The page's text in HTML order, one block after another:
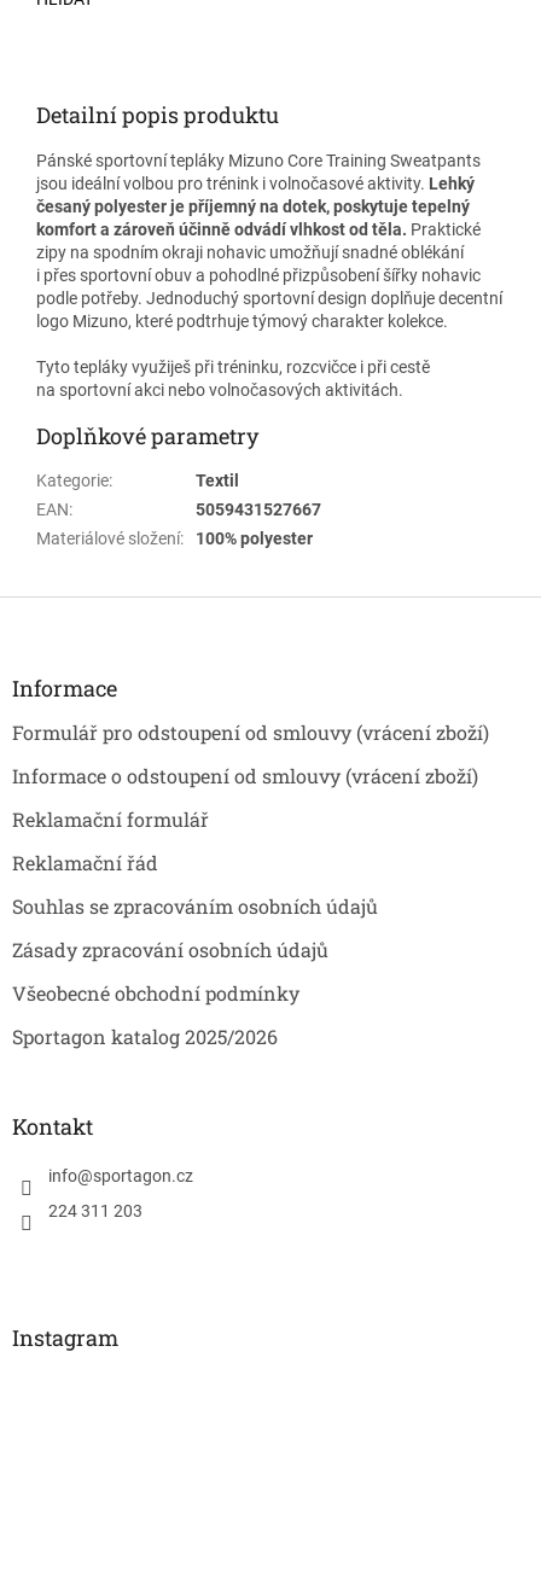
Detailní popis produktu
Pánské sportovní tepláky Mizuno Core Training Sweatpants
jsou ideální volbou pro trénink i volnočasové aktivity. Lehký
česaný polyester je příjemný na dotek, poskytuje tepelný
komfort a zároveň účinně odvádí vlhkost od těla. Praktické
zipy na spodním okraji nohavic umožňují snadné oblékání
i přes sportovní obuv a pohodlné přizpůsobení šířky nohavic
podle potřeby. Jednoduchý sportovní design doplňuje decentní
logo Mizuno, které podtrhuje týmový charakter kolekce.
Tyto tepláky využiješ při tréninku, rozcvičce i při cestě
na sportovní akci nebo volnočasových aktivitách.
Doplňkové parametry
Kategorie:
Textil
EAN:
5059431527667
Materiálové složení: 100% polyester
Z
Informace
Formulář pro odstoupení od smlouvy (vrácení zboží)
Informace o odstoupení od smlouvy (vrácení zboží)
Reklamační formulář
Reklamační řád
Souhlas se zpracováním osobních údajů
Zásady zpracování osobních údajů
Všeobecné obchodní podmínky
Sportagon katalog 2025/2026
Kontakt
info@sportagon.cz
224 311 203
Instagram